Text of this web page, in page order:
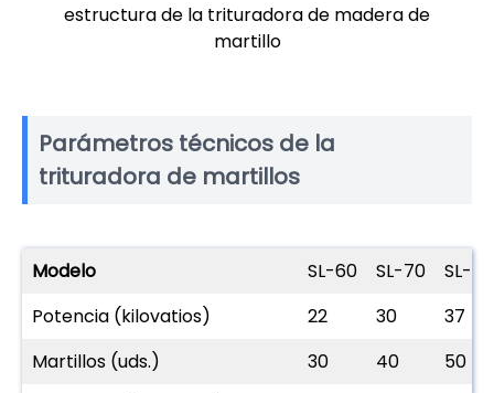
estructura de la trituradora de madera de
martillo
Parámetros técnicos de la
trituradora de martillos
Modelo SL-60 SL-70
SL-80
Potencia (kilovatios)
22 30
37
Martillos (uds.)
30 40
50